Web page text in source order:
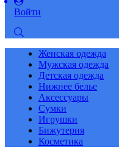
Войти
Женская одежда
Мужская одежда
Детская одежда
Нижнее белье
Аксессуары
Сумки
Игрушки
Бижутерия
Косметика